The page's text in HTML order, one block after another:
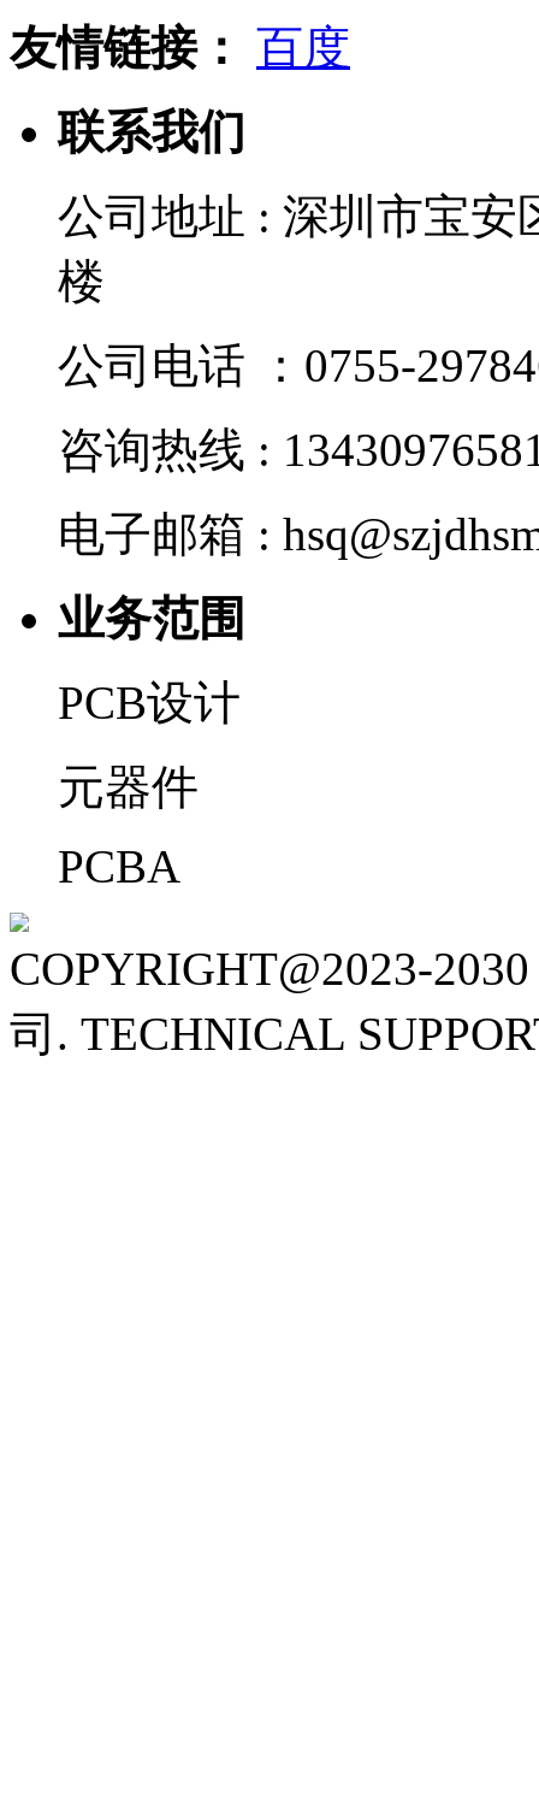
友情链接： 百度
联系我们
公司地址 : 深圳市宝安
楼
公司电话 ：0755-
咨询热线 :
电子邮箱 :
业务范围
PCB设计
元器件
PCBA
COPYRIGHT@2023-
司. TECHNICAL